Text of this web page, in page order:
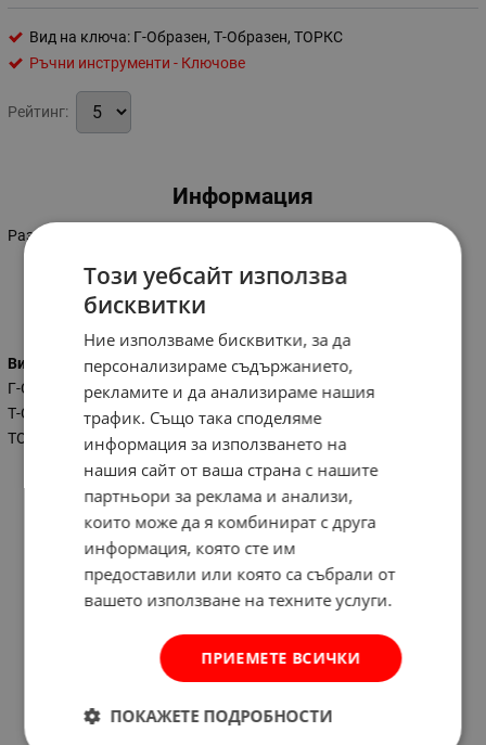
Вид на ключа: Г-Образен, Т-Образен, ТОРКС
Ръчни инструменти - Ключове
Рейтинг:
Информация
Размер: Т30
Характеристики
Вид на ключа
Г-Образен
Т-Образен
ТОРКС
Този уебсайт използва
бисквитки
Ние използваме бисквитки, за да
персонализираме съдържанието,
рекламите и да анализираме нашия
трафик. Също така споделяме
информация за използването на
нашия сайт от ваша страна с нашите
партньори за реклама и анализи,
които може да я комбинират с друга
информация, която сте им
предоставили или която са събрали от
вашето използване на техните услуги.
ПРИЕМЕТЕ ВСИЧКИ
ПОКАЖЕТЕ ПОДРОБНОСТИ